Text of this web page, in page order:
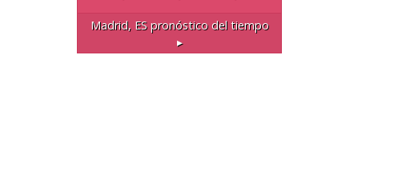
Madrid, ESpronóstico del tiempo
▸